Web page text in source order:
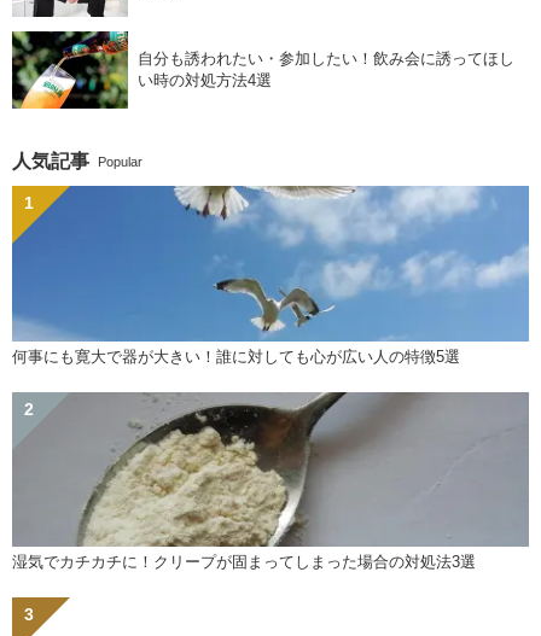
自分も誘われたい・参加したい！飲み会に誘ってほし
い時の対処方法4選
人気記事 Popular
何事にも寛大で器が大きい！誰に対しても心が広い人の特徴5選
湿気でカチカチに！クリープが固まってしまった場合の対処法3選